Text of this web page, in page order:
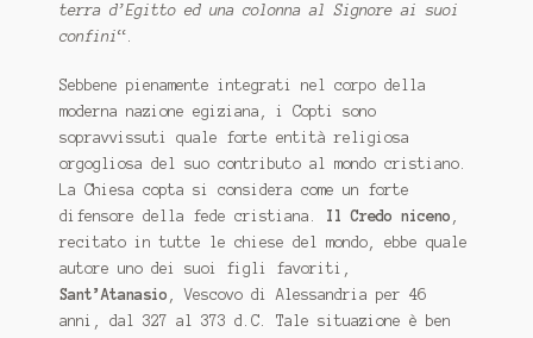
terra d’Egitto ed una colonna al Signore ai suoi
confini“.
Sebbene pienamente integrati nel corpo della
moderna nazione egiziana, i Copti sono
sopravvissuti quale forte entità religiosa
orgogliosa del suo contributo al mondo cristiano.
La Chiesa copta si considera come un forte
difensore della fede cristiana.
Il Credo niceno
recitato in tutte le chiese del mondo, ebbe quale
autore uno dei suoi figli favoriti,
Sant’Atanasio , Vescovo di Alessandria per 46
anni, dal 327 al 373 d.C. Tale situazione è ben